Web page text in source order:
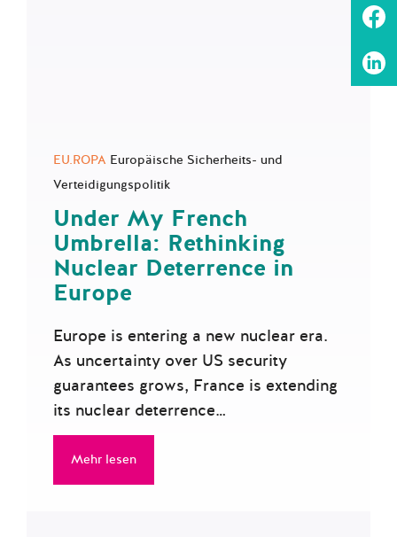
Verteidigungspolitik
Under My French
Umbrella: Rethinking
Nuclear Deterrence in
Europe
As uncertainty over US security
guarantees grows, France is extending
its nuclear deterrence…